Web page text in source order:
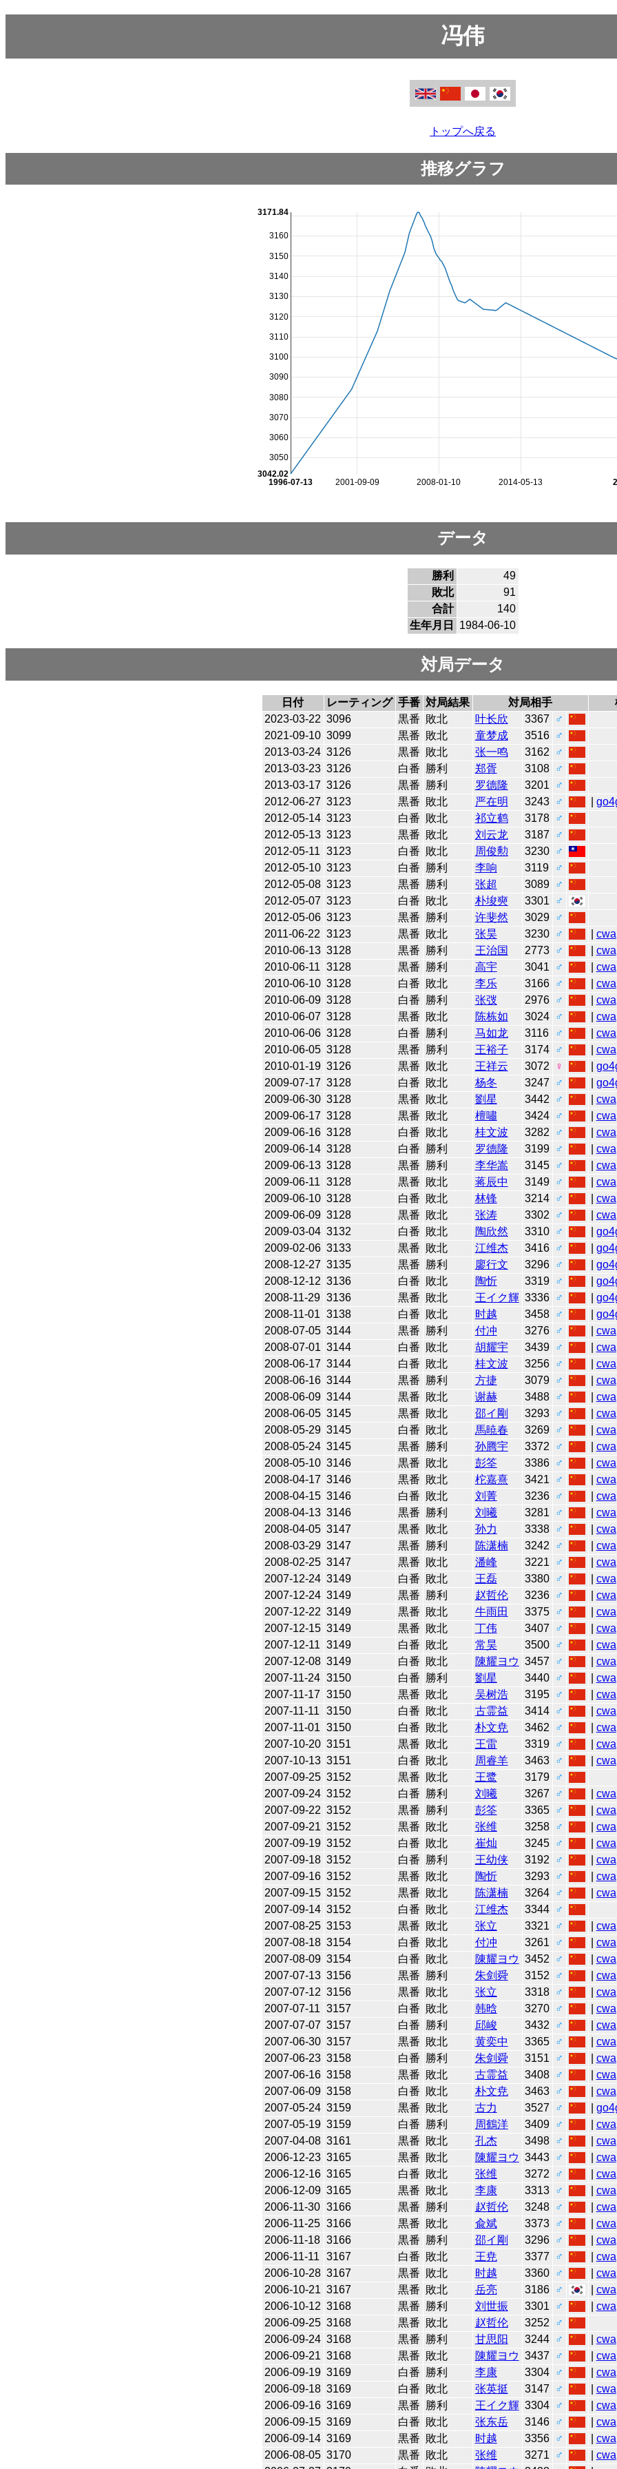
冯伟
トップへ戻る
推移グラフ
2001-09-09 2008-01-10 2014-05-13
1996-07-13
3050
3060
3070
3080
3090
3100
3110
3120
3130
3140
3150
3160
3042.02
3171.84
データ
勝利
49
敗北
91
合計
140
生年月日
1984-06-10
対局データ
日付 レーティング 手番 対局結果 対局相手
2023-03-22 3096 黒番 敗北 叶长欣 3367
♂
2021-09-10 3099 黒番 敗北 童梦成 3516
♂
2013-03-24 3126 黒番 敗北 张一鸣 3162
♂
2013-03-23 3126 白番 勝利 郑胥 3108
♂
2013-03-17 3126 黒番 勝利 罗德隆 3201
♂
2012-06-27 3123 黒番 敗北 严在明 3243 ♂
2012-05-14 3123 白番 敗北 祁立鹤 3178
♂
2012-05-13 3123 黒番 敗北 刘云龙 3187
♂
2012-05-11 3123 白番 敗北 周俊勲 3230
♂
2012-05-10 3123 白番 勝利 李响 3119
♂
2012-05-08 3123 黒番 勝利 张超 3089
♂
2012-05-07 3123 白番 敗北 朴埈奭 3301
♂
2012-05-06 3123 黒番 勝利 许斐然 3029
♂
2011-06-22 3123 黒番 敗北 张昊 3230 ♂ cwa
2010-06-13 3128 黒番 勝利 王治国 2773 ♂ cwa
2010-06-11 3128 黒番 勝利 高宇 3041 ♂ cwa
2010-06-10 3128 白番 敗北 李乐 3166 ♂ cwa
2010-06-09 3128 白番 勝利 张弢 2976 ♂ cwa
2010-06-07 3128 黒番 敗北 陈栋如 3024 ♂ cwa
2010-06-06 3128 白番 勝利 马如龙 3116 ♂ cwa
2010-06-05 3128 黒番 勝利 王裕子 3174 ♂ cwa
2010-01-19 3126 黒番 敗北 王祥云 3072 ♀
2009-07-17 3128 白番 敗北 杨冬 3247 ♂
2009-06-30 3128 黒番 敗北 劉星 3442 ♂ cwa
2009-06-17 3128 黒番 敗北 檀嘯 3424 ♂ cwa
2009-06-16 3128 白番 敗北 桂文波 3282 ♂ cwa
2009-06-14 3128 白番 勝利 罗德隆 3199 ♂ cwa
2009-06-13 3128 黒番 勝利 李华嵩 3145 ♂ cwa
2009-06-11 3128 黒番 敗北 蒋辰中 3149 ♂ cwa
2009-06-10 3128 白番 敗北 林锋 3214 ♂ cwa
2009-06-09 3128 黒番 敗北 张涛 3302 ♂ cwa
2009-03-04 3132 白番 敗北 陶欣然 3310 ♂
2009-02-06 3133 黒番 敗北 江维杰 3416 ♂
2008-12-27 3135 黒番 勝利 廖行文 3296 ♂
2008-12-12 3136 白番 敗北 陶忻 3319 ♂
2008-11-29 3136 黒番 敗北 王イク輝 3336 ♂
2008-11-01 3138 白番 敗北 时越 3458 ♂
2008-07-05 3144 黒番 勝利 付冲 3276 ♂ cwa
2008-07-01 3144 白番 敗北 胡耀宇 3439 ♂ cwa
2008-06-17 3144 白番 敗北 桂文波 3256 ♂ cwa
2008-06-16 3144 黒番 勝利 方捷 3079 ♂ cwa
2008-06-09 3144 黒番 敗北 谢赫 3488 ♂ cwa
2008-06-05 3145 黒番 敗北 邵イ剛 3293 ♂ cwa
2008-05-29 3145 白番 敗北 馬暁春 3269 ♂ cwa
2008-05-24 3145 黒番 勝利 孙腾宇 3372 ♂ cwa
2008-05-10 3146 黒番 敗北 彭筌 3386 ♂ cwa
2008-04-17 3146 黒番 敗北 柁嘉熹 3421 ♂ cwa
2008-04-15 3146 白番 敗北 刘菁 3236 ♂ cwa
2008-04-13 3146 黒番 勝利 刘曦 3281 ♂ cwa
2008-04-05 3147 黒番 敗北 孙力 3338 ♂ cwa
2008-03-29 3147 黒番 勝利 陈潇楠 3242 ♂ cwa
2008-02-25 3147 黒番 敗北 潘峰 3221 ♂ cwa
2007-12-24 3149 白番 敗北 王磊 3380 ♂ cwa
2007-12-24 3149 黒番 勝利 赵哲伦 3236 ♂ cwa
2007-12-22 3149 黒番 敗北 牛雨田 3375 ♂ cwa
2007-12-15 3149 黒番 敗北 丁伟 3407 ♂ cwa
2007-12-11 3149 白番 敗北 常昊 3500 ♂ cwa
2007-12-08 3149 白番 敗北 陳耀ヨウ 3457 ♂ cwa
2007-11-24 3150 白番 勝利 劉星 3440 ♂ cwa
2007-11-17 3150 黒番 敗北 吴树浩 3195 ♂ cwa
2007-11-11
3150 白番 敗北 古霊益 3414 ♂ cwa
2007-11-01 3150 白番 敗北 朴文尭 3462 ♂ cwa
2007-10-20 3151 黒番 敗北 王雷 3319 ♂ cwa
2007-10-13 3151 白番 敗北 周睿羊 3463 ♂ cwa
2007-09-25 3152 黒番 敗北 王鹭 3179
♂
2007-09-24 3152 白番 勝利 刘曦 3267 ♂ cwa
2007-09-22 3152 黒番 勝利 彭筌 3365 ♂ cwa
2007-09-21 3152 黒番 敗北 张维 3258 ♂ cwa
2007-09-19 3152 白番 敗北 崔灿 3245 ♂ cwa
2007-09-18 3152 白番 勝利 王幼侠 3192 ♂ cwa
2007-09-16 3152 黒番 敗北 陶忻 3293 ♂ cwa
2007-09-15 3152 黒番 敗北 陈潇楠 3264 ♂ cwa
2007-09-14 3152 白番 敗北 江维杰 3344
♂
2007-08-25 3153 黒番 敗北 张立 3321 ♂ cwa
2007-08-18 3154 白番 敗北 付冲 3261 ♂ cwa
2007-08-09 3154 白番 敗北 陳耀ヨウ 3452 ♂ cwa
2007-07-13 3156 黒番 勝利 朱剑舜 3152 ♂ cwa
2007-07-12 3156 黒番 敗北 张立 3318 ♂ cwa
2007-07-11 3157 白番 敗北 韩晗 3270 ♂ cwa
2007-07-07 3157 白番 勝利 邱峻 3432 ♂ cwa
2007-06-30 3157 黒番 敗北 黄奕中 3365 ♂ cwa
2007-06-23 3158 白番 勝利 朱剑舜 3151 ♂ cwa
2007-06-16 3158 黒番 敗北 古霊益 3408 ♂ cwa
2007-06-09 3158 白番 敗北 朴文尭 3463 ♂ cwa
2007-05-24 3159 黒番 敗北 古力 3527 ♂
2007-05-19 3159 白番 勝利 周鶴洋 3409 ♂ cwa
2007-04-08 3161 黒番 敗北 孔杰 3498 ♂ cwa
2006-12-23 3165 黒番 敗北 陳耀ヨウ 3443 ♂ cwa
2006-12-16 3165 白番 敗北 张维 3272 ♂ cwa
2006-12-09 3165 黒番 敗北 李康 3313 ♂ cwa
2006-11-30 3166 黒番 勝利 赵哲伦 3248 ♂ cwa
2006-11-25 3166 黒番 敗北 兪斌 3373 ♂ cwa
2006-11-18 3166 黒番 勝利 邵イ剛 3296 ♂ cwa
2006-11-11
3167 白番 敗北 王尭 3377 ♂ cwa
2006-10-28 3167 黒番 敗北 时越 3360 ♂ cwa
2006-10-21 3167 黒番 敗北 岳亮 3186 ♂ cwa
2006-10-12 3168 黒番 勝利 刘世振 3301 ♂ cwa
2006-09-25 3168 黒番 敗北 赵哲伦 3252
♂
2006-09-24 3168 黒番 勝利 甘思阳 3244 ♂ cwa
2006-09-21 3168 黒番 敗北 陳耀ヨウ 3437 ♂ cwa
2006-09-19 3169 白番 勝利 李康 3304 ♂ cwa
2006-09-18 3169 白番 敗北 张英挺 3147 ♂ cwa
2006-09-16 3169 黒番 勝利 王イク輝 3304 ♂ cwa
2006-09-15 3169 白番 敗北 张东岳 3146 ♂ cwa
2006-09-14 3169 黒番 敗北 时越 3356 ♂ cwa
2006-08-05 3170 黒番 敗北 张维 3271 ♂ cwa